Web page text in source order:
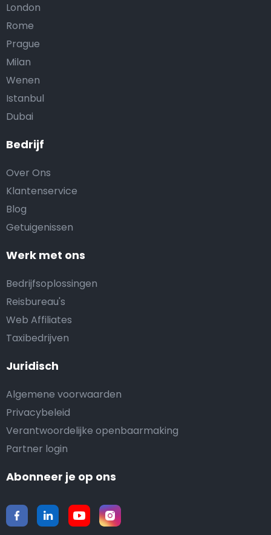
Bedrijf
Over Ons
Klantenservice
Blog
Getuigenissen
Werk met ons
Bedrijfsoplossingen
Reisbureau's
Web Affiliates
Taxibedrijven
Juridisch
Algemene voorwaarden
Privacybeleid
Verantwoordelijke openbaarmaking
Partner login
London
Rome
Prague
Milan
Wenen
Istanbul
Dubai
Abonneer je op ons